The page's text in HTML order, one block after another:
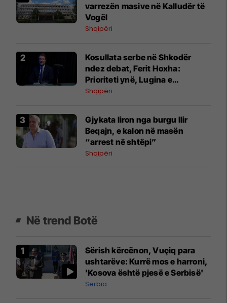
varrezën masive në Kalludër të
Vogël
Shqipëri
Kosullata serbe në Shkodër
ndez debat, Ferit Hoxha:
Prioriteti ynë, Lugina e
Preshevës
Shqipëri
Gjykata liron nga burgu Ilir
Beqajn, e kalon në masën
“arrest në shtëpi”
Shqipëri
Në trend Botë
Sërish kërcënon, Vuçiq para
ushtarëve: Kurrë mos e harroni,
'Kosova është pjesë e Serbisë'
Serbia